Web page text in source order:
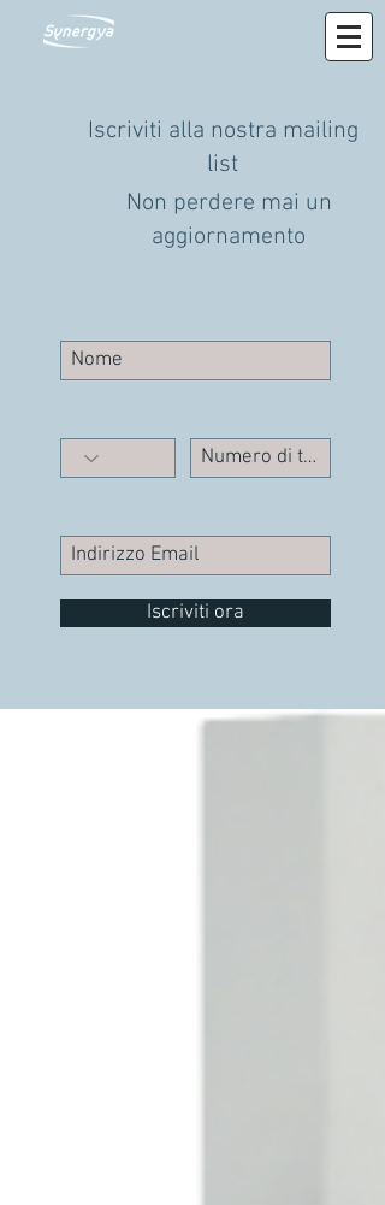
Iscriviti alla nostra mailing
list
Non perdere mai un
aggiornamento
Iscriviti ora